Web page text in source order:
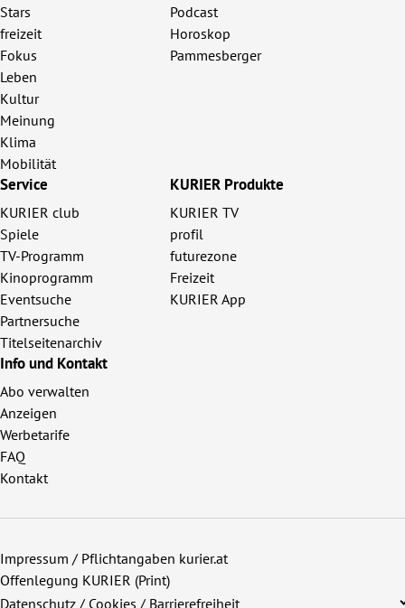
Stars
freizeit
Fokus
Leben
Kultur
Meinung
Klima
Mobilität
Podcast
Horoskop
Pammesberger
Service
KURIER club
Spiele
TV-Programm
Kinoprogramm
Eventsuche
Partnersuche
Titelseitenarchiv
KURIER Produkte
KURIER TV
profil
futurezone
Freizeit
KURIER App
Info und Kontakt
Abo verwalten
Anzeigen
Werbetarife
FAQ
Kontakt
Impressum / Pflichtangaben kurier.at
Offenlegung KURIER (Print)
Datenschutz / Cookies / Barrierefreiheit